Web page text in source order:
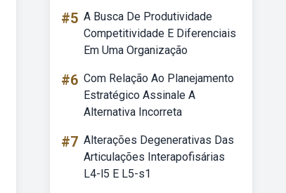
#5 A Busca De Produtividade
Competitividade E Diferenciais
Em Uma Organização
#6 Com Relação Ao Planejamento
Estratégico Assinale A
Alternativa Incorreta
#7 Alterações Degenerativas Das
Articulações Interapofisárias
L4-l5 E L5-s1